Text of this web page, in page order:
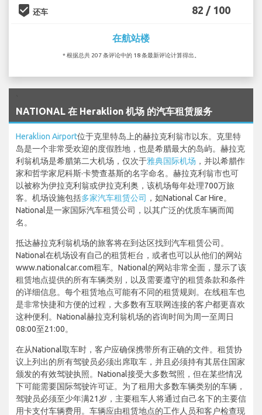
beenhere 还车 82 / 100
在航站楼
* 根据总共 207 条评论中的 18 条最新评论计算得出。
NATIONAL 在 Heraklion 机场 的汽车租赁服务
Heraklion Airport位于克里特岛上的赫拉克利翁市以东。克里特
岛是一个非常受欢迎的度假胜地，也是希腊最大的岛屿。赫拉克
利翁机场是希腊第二大机场，仅次于雅典国际机场 ，并以希腊作
家和哲学家尼科斯·卡赞查基斯的名字命名。赫拉克利翁市也可
以被称为伊拉克利翁或伊拉克利奥，该机场每年处理700万旅
客。机场设施包括多家汽车租赁公司 ，如National Car Hire。
National是一家国际汽车租赁公司，以其广泛的优质车辆而闻
名。
抵达赫拉克利翁机场的旅客将在到达区找到汽车租赁公司。
National在机场设有自己的租赁柜台，或者也可以从他们的网站
www.nationalcar.com租车。National的网站非常全面，显示了该
租赁地点提供的所有车辆类别，以及需要遵守的租赁条款和条件
的详细信息。每个租赁地点可能有不同的租赁规则。在线租车也
是非常快捷和方便的过程，大多数有互联网连接的客户都更喜欢
这种便利。National赫拉克利翁机场的咨询时间为周一至周日
08:00至21:00。
在从National取车时，客户应确保携带所有正确的文件。租赁协
议上列出的所有驾驶员必须出席取车，并且必须持有其居住国家
颁发的有效驾驶执照。National接受大多数驾照，但在某些情况
下可能需要国际驾驶许可证。为了租用大多数车辆类别的车辆，
驾驶员必须至少年满21岁，主要租车人将通过自己名下的主要信
用卡支付车辆费用。车辆应由租赁地点的工作人员和客户检查现